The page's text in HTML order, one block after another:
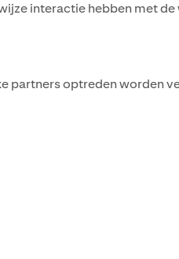
interactie hebben met
partners optreden worden